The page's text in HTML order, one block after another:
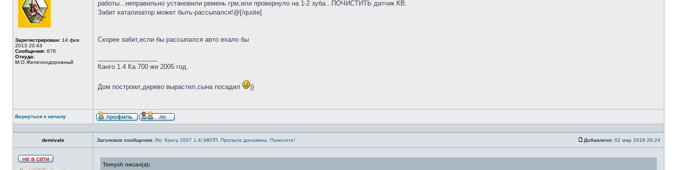
Зарегистрирован: 14 фев
2013 20:43
Сообщения: 676
Откуда:
М.О.Железнодорожный
работы...неправильно установили ремень грм,или провернуло на 1-2 зуба...ПОЧИСТИТЬ датчик КВ.
Забит катализатор может быть-рассыпался!@[/quote]
Скорее забит,если бы рассыпался авто ехало бы
Канго 1.4 Ка 700 жи 2005 год.
Дом построил,дерево вырастил,сына посадил ))
Вернуться к началу
demivale Заголовок сообщения: Re: Кангу 2007 1,4i МКПП. Пропала динамика. Помогите! Добавлено: 02 мар 2016 20:24
Temysh писал(а):